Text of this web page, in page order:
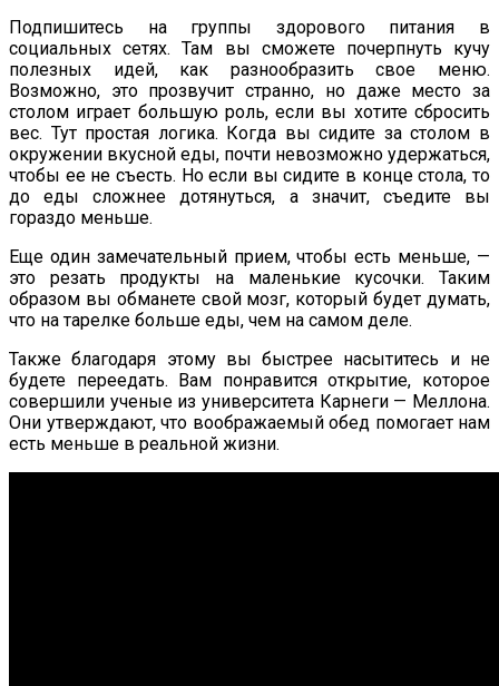
Подпишитесь на группы здорового питания в
социальных сетях. Там вы сможете почерпнуть кучу
полезных идей, как разнообразить свое меню.
Возможно, это прозвучит странно, но даже место за
столом играет большую роль, если вы хотите сбросить
вес. Тут простая логика. Когда вы сидите за столом в
окружении вкусной еды, почти невозможно удержаться,
чтобы ее не съесть. Но если вы сидите в конце стола, то
до еды сложнее дотянуться, а значит, съедите вы
гораздо меньше.
Еще один замечательный прием, чтобы есть меньше, —
это резать продукты на маленькие кусочки. Таким
образом вы обманете свой мозг, который будет думать,
что на тарелке больше еды, чем на самом деле.
Также благодаря этому вы быстрее насытитесь и не
будете переедать. Вам понравится открытие, которое
совершили ученые из университета Карнеги — Меллона.
Они утверждают, что воображаемый обед помогает нам
есть меньше в реальной жизни.